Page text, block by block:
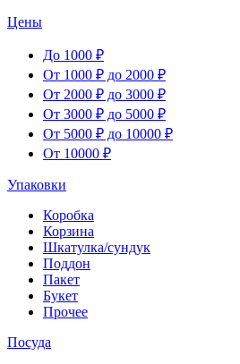
Цены
До 1000 ₽
От 1000 ₽ до 2000 ₽
От 2000 ₽ до 3000 ₽
От 3000 ₽ до 5000 ₽
От 5000 ₽ до 10000 ₽
От 10000 ₽
Упаковки
Коробка
Корзина
Шкатулка/сундук
Поддон
Пакет
Букет
Прочее
Посуда